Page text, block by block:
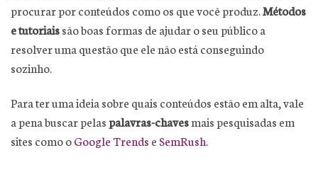
procurar por conteúdos como os que você produz.Métodos
e tutoriaissão boas formas de ajudar o seu público a
resolver uma questão que ele não está conseguindo
sozinho.
Para ter uma ideia sobre quais conteúdos estão em alta, vale
a pena buscar pelaspalavras-chavesmais pesquisadas em
sites como oGoogle Trends e SemRush.